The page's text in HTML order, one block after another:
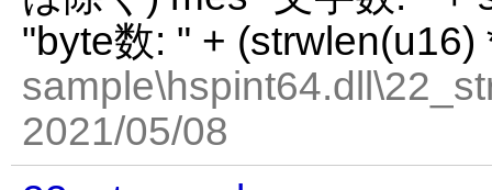
"byte数: " + (strwlen(u16)
2021/05/08